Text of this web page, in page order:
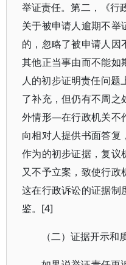
举证责任。第二，《行
关于被申请人逾期不举
的，忽略了被申请人因
其他正当事由而不能如
人的初步证明责任问题
了补充，但仍有不周之
外情形—在行政机关不
向相对人提供书面答复
作为的初步证据，复议
又不予立案，致使行
这在行政诉讼的证据制
鉴。[4]
（二）证据开示和